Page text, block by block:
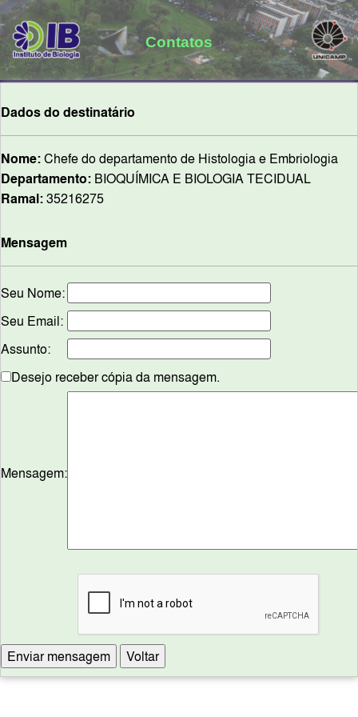
Contatos
Dados do destinatário
Nome:Chefe do departamento de Histologia e Embriologia
Departamento: BIOQUÍMICA E BIOLOGIA TECIDUAL
Ramal:35216275
Mensagem
Seu Nome:
Seu Email:
Assunto:
Desejo receber cópia da mensagem.
Mensagem: